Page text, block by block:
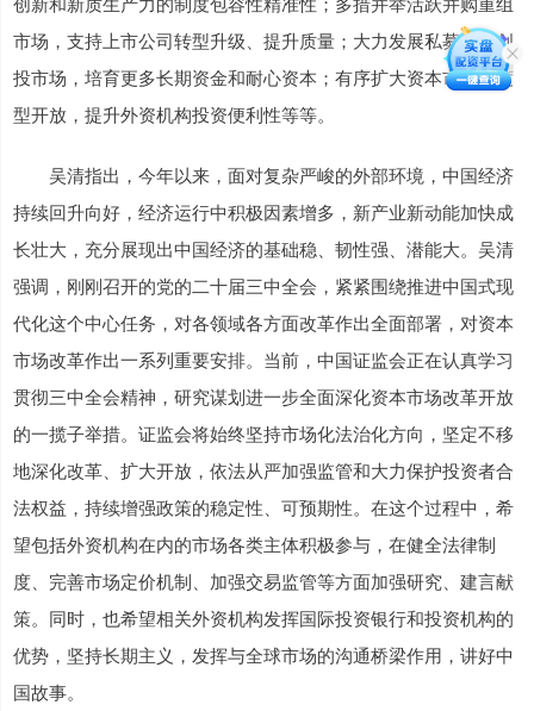
市场，支持上市公司转型升级、提升质量；大力发展私募股权创
投市场，培育更多长期资金和耐心资本；有序扩大资本市场制度
型开放，提升外资机构投资便利性等等。
吴清指出，今年以来，面对复杂严峻的外部环境，中国经济
持续回升向好，经济运行中积极因素增多，新产业新动能加快成
长壮大，充分展现出中国经济的基础稳、韧性强、潜能大。吴清
强调，刚刚召开的党的二十届三中全会，紧紧围绕推进中国式现
代化这个中心任务，对各领域各方面改革作出全面部署，对资本
市场改革作出一系列重要安排。当前，中国证监会正在认真学习
贯彻三中全会精神，研究谋划进一步全面深化资本市场改革开放
的一揽子举措。证监会将始终坚持市场化法治化方向，坚定不移
地深化改革、扩大开放，依法从严加强监管和大力保护投资者合
法权益，持续增强政策的稳定性、可预期性。在这个过程中，希
望包括外资机构在内的市场各类主体积极参与，在健全法律制
度、完善市场定价机制、加强交易监管等方面加强研究、建言献
策。同时，也希望相关外资机构发挥国际投资银行和投资机构的
优势，坚持长期主义，发挥与全球市场的沟通桥梁作用，讲好中
国故事。